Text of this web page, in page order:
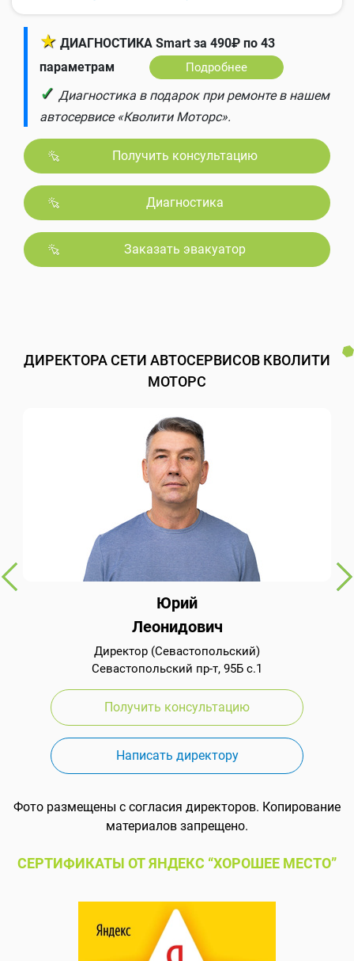
★ ДИАГНОСТИКА Smart за 490₽ по 43
параметрам
Подробнее
✓ Диагностика в подарок при ремонте в нашем
автосервисе «Кволити Моторс».
Получить консультацию
Диагностика
Заказать эвакуатор
ДИРЕКТОРА СЕТИ АВТОСЕРВИСОВ КВОЛИТИ
МОТОРС
Юрий
Леонидович
Директор (Севастопольский)
Севастопольский пр-т, 95Б с.1
Получить консультацию
Написать директору
Фото размещены с согласия директоров. Копирование
материалов запрещено.
СЕРТИФИКАТЫ ОТ ЯНДЕКС “ХОРОШЕЕ МЕСТО”